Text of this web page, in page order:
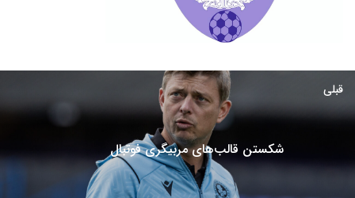
قبلی
شکستن قالب‌های مربیگری فوتبال